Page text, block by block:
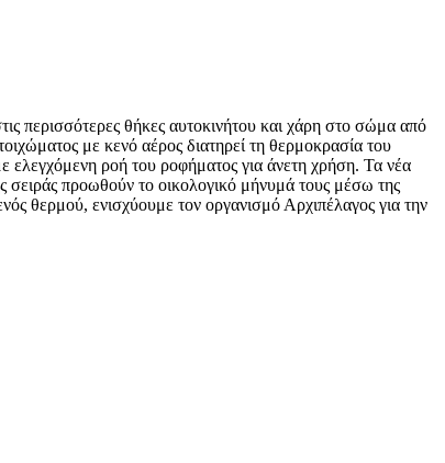
περισσότερες θήκες αυτοκινήτου και χάρη στο σώμα από
με κενό αέρος διατηρεί τη θερμοκρασία του
ελεγχόμενη ροή του ροφήματος για άνετη χρήση. Τα νέα
σειράς προωθούν το οικολογικό μήνυμά τους μέσω της
θερμού, ενισχύουμε τον οργανισμό Αρχιπέλαγος για την